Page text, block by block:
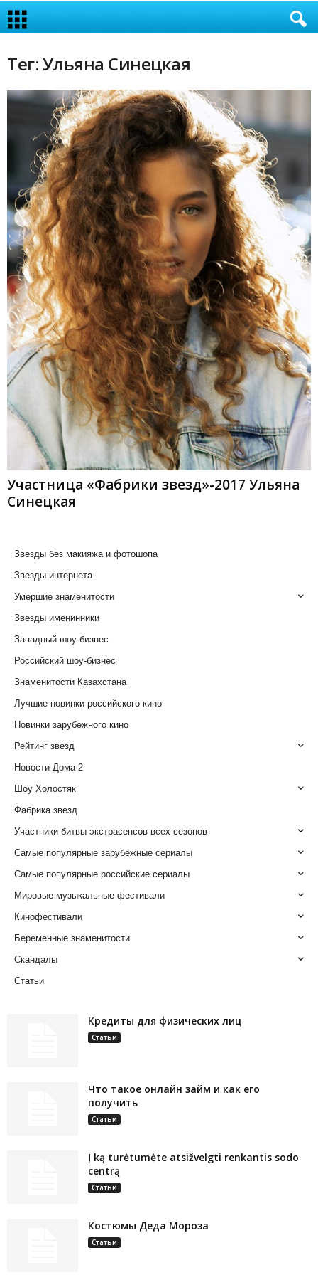
Тег: Ульяна Синецкая
Участница «Фабрики звезд»-2017 Ульяна
Синецкая
Звезды без макияжа и фотошопа
Звезды интернета
Умершие знаменитости
Звезды именинники
Западный шоу-бизнес
Российский шоу-бизнес
Знаменитости Казахстана
Лучшие новинки российского кино
Новинки зарубежного кино
Рейтинг звезд
Новости Дома 2
Шоу Холостяк
Фабрика звезд
Участники битвы экстрасенсов всех сезонов
Самые популярные зарубежные сериалы
Самые популярные российские сериалы
Мировые музыкальные фестивали
Кинофестивали
Беременные знаменитости
Скандалы
Статьи
Кредиты для физических лиц
Статьи
Что такое онлайн займ и как его
получить
Статьи
Į ką turėtumėte atsižvelgti renkantis sodo
centrą
Статьи
Костюмы Деда Мороза
Статьи